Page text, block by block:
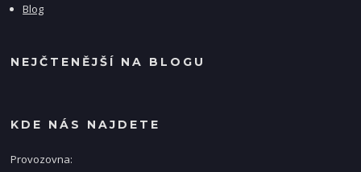
Blog
NEJČTENĚJŠÍ NA BLOGU
KDE NÁS NAJDETE
Provozovna: